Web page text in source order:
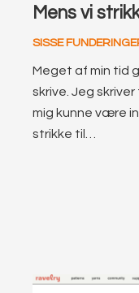
Mens vi
SISSE
Meget af min tid
skrive. Jeg
mig kunne være
strikke til…